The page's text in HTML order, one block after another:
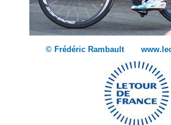
© Frédéric Rambault